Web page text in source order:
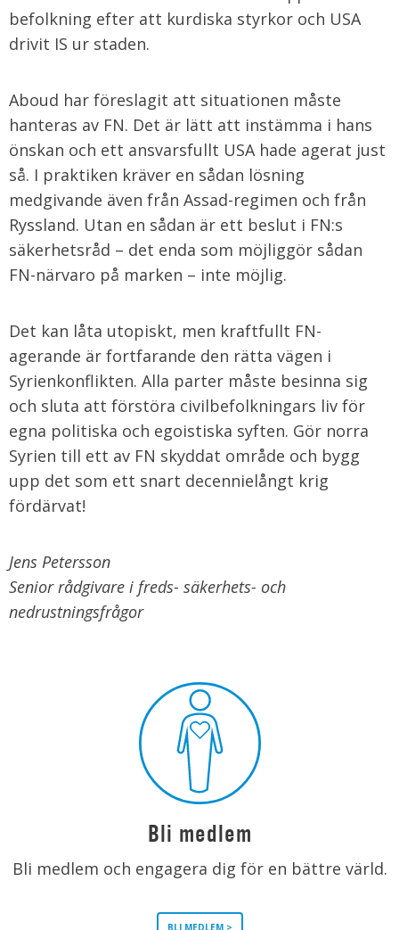
befolkning efter att kurdiska styrkor och USA
drivit IS ur staden.
Aboud har föreslagit att situationen måste
hanteras av FN. Det är lätt att instämma i hans
önskan och ett ansvarsfullt USA hade agerat just
så. I praktiken kräver en sådan lösning
medgivande även från Assad-regimen och från
Ryssland. Utan en sådan är ett beslut i FN:s
säkerhetsråd – det enda som möjliggör sådan
FN-närvaro på marken – inte möjlig.
Det kan låta utopiskt, men kraftfullt FN-
agerande är fortfarande den rätta vägen i
Syrienkonflikten. Alla parter måste besinna sig
och sluta att förstöra civilbefolkningars liv för
egna politiska och egoistiska syften. Gör norra
Syrien till ett av FN skyddat område och bygg
upp det som ett snart decennielångt krig
fördärvat!
Jens Petersson
Senior rådgivare i freds- säkerhets- och
nedrustningsfrågor
Bli medlem
Bli medlem och engagera dig för en bättre värld.
BLI MEDLEM >